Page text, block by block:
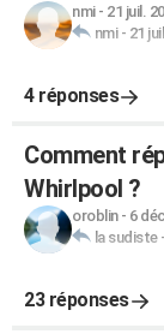
nmi- 21 juil.
nmi- 21
4 réponses
Comment
Whirlpool ?
oroblin- 6
la sudiste-
23 réponses